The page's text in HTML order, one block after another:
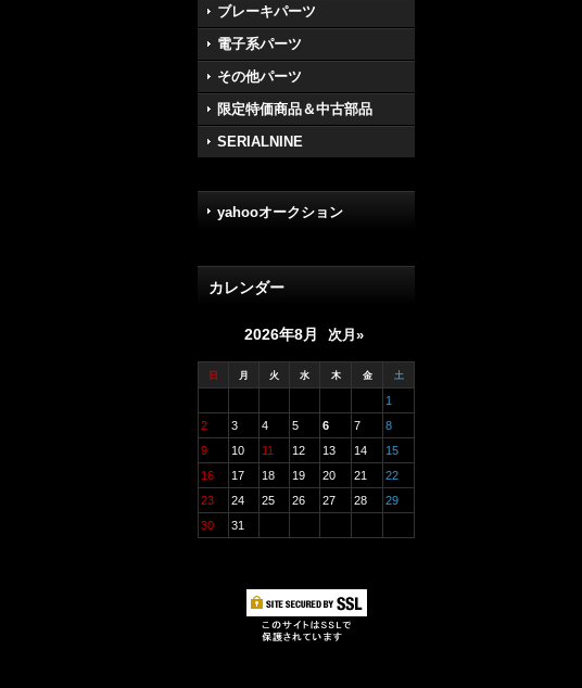
ブレーキパーツ
電子系パーツ
その他パーツ
限定特価商品＆中古部品
SERIALNINE
yahooオークション
カレンダー
2026年8月 次月»
日 月 火 水 木 金 土
1
2
3 4 5 6 7
8
9
10 11 12 13 14
15
16
17 18 19 20 21
22
23
24 25 26 27 28
29
30
31